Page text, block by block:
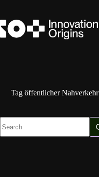
content
Tag öffentlicher Nahverkehr
results